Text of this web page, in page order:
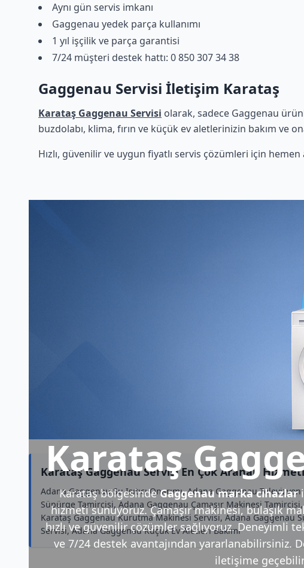
Aynı gün servis imkanı
Gaggenau yedek parça kullanımı
1 yıl işçilik ve parça garantisi
7/24 müşteri destek hattı: 0 850 307 34 38
Gaggenau Servisi İletişim Karataş
Karataş Gaggenau Servisi olarak, sadece Gaggenau
buzdolabı, klima, fırın ve küçük ev aletlerinizin bakım ve
Hızlı, güvenilir ve uygun fiyatlı servis çözümleri için hemen
Karataş
Karataş bölgesindeGaggenau marka cihazlar
hizmeti sunuyoruz. Çamaşır makinesi, bulaşık
hızlı ve güvenilir çözümler sağlıyoruz. Deneyimli
ve 7/24 destek avantajından yararlanabilirsiniz.
iletişime
Karataş Gaggenau Servisi En Çok Aranan
Adana Gaggenau Su Isıtıcı Onarımı, Adana Gaggenau
Süpürge Tamircisi, Adana Gaggenau Çamaşır Makinesi
Karataş Gaggenau Kurutma Makinesi Servisi, Adana Gaggenau
Servisi, Adana Gaggenau Küçük Ev Aletleri Bakımı